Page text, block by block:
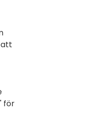
för